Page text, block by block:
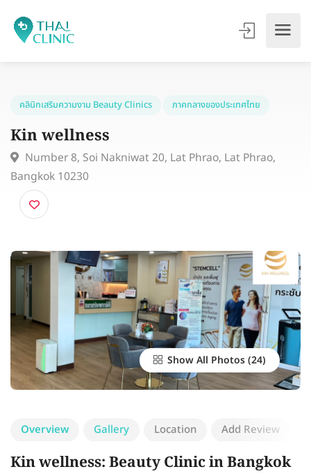
คลินิกเสริมความงาม Beauty Clinics
Kin wellness
Number 8, Soi Nakniwat 20, Lat Phrao, Lat Phrao,
Bangkok 10230
Show All Photos
Overview Gallery Location Add Review
Kin wellness: Beauty Clinic in Bangkok